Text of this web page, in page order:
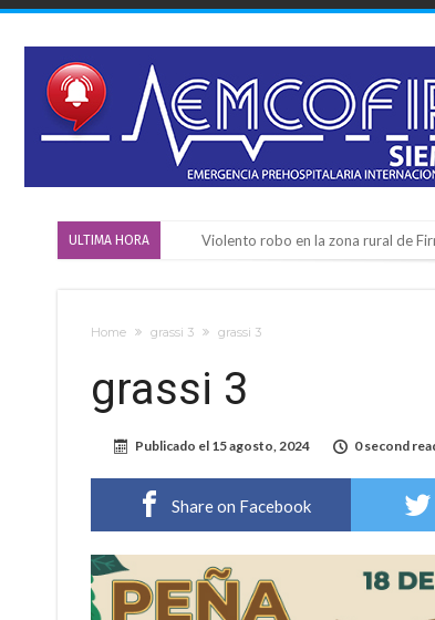
ULTIMA HORA Violento robo en la zona rural de
Güemes y Mariano Vera
Cañada del Ucle se prepara para la
Villada: evalúan obras preventivas
Home grassi 3 grassi 3
grassi 3
Publicado el 15 agosto, 2024 0 second
Share on Facebook